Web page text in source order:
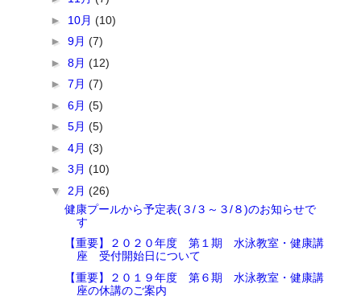
► 10月(10)
►9月(7)
►8月(12)
►7月(7)
►6月(5)
►5月(5)
►4月(3)
►3月(10)
▼ 2月(26)
健康プールから予定表(３/３～３/８)のお知らせで
す
【重要】２０２０年度 第１期 水泳教室・健康講
座 受付開始日について
【重要】２０１９年度 第６期 水泳教室・健康講
座の休講のご案内